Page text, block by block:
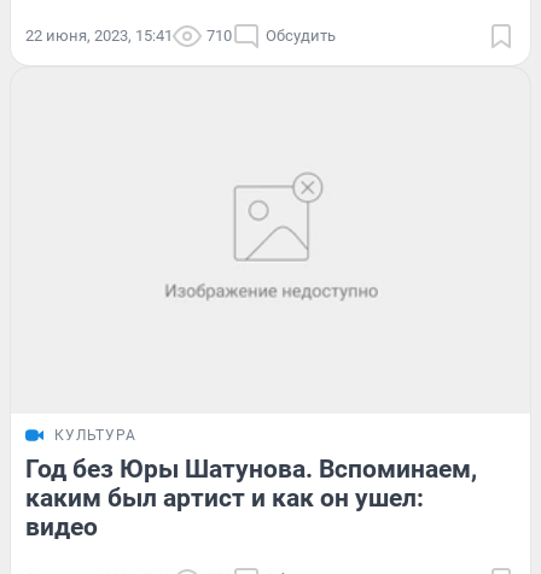
22 июня, 2023, 15:41 710 Обсудить
КУЛЬТУРА
Год без Юры Шатунова. Вспоминаем,
каким был артист и как он ушел:
видео